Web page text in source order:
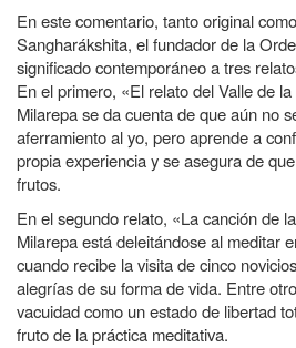
En este comentario, tanto original
Sangharákshita, el fundador de la
significado contemporáneo a tres
En el primero, «El relato del Valle de
Milarepa se da cuenta de que aún no
aferramiento al yo, pero aprende a
propia experiencia y se asegura de
frutos.
En el segundo relato, «La canción de
Milarepa está deleitándose al meditar
cuando recibe la visita de cinco
alegrías de su forma de vida. Entre
vacuidad como un estado de libertad
fruto de la práctica meditativa.